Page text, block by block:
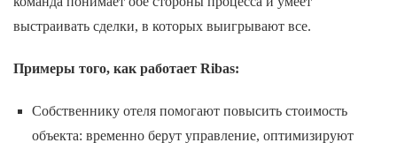
выстраивать сделки, в которых выигрывают все.
Примеры того, как работает Ribas:
Собственнику отеля помогают повысить стоимость
объекта: временно берут управление, оптимизируют